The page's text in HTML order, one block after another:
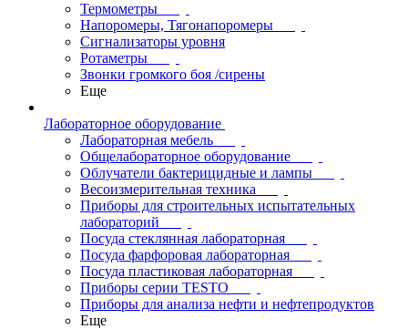
Термометры
Напоромеры, Тягонапоромеры
Сигнализаторы уровня
Ротаметры
Звонки громкого боя /сирены
Еще
Лабораторное оборудование
Лабораторная мебель
Общелабораторное оборудование
Облучатели бактерицидные и лампы
Весоизмерительная техника
Приборы для строительных испытательных
лабораторий
Посуда стеклянная лабораторная
Посуда фарфоровая лабораторная
Посуда пластиковая лабораторная
Приборы серии TESTO
Приборы для анализа нефти и нефтепродуктов
Еще